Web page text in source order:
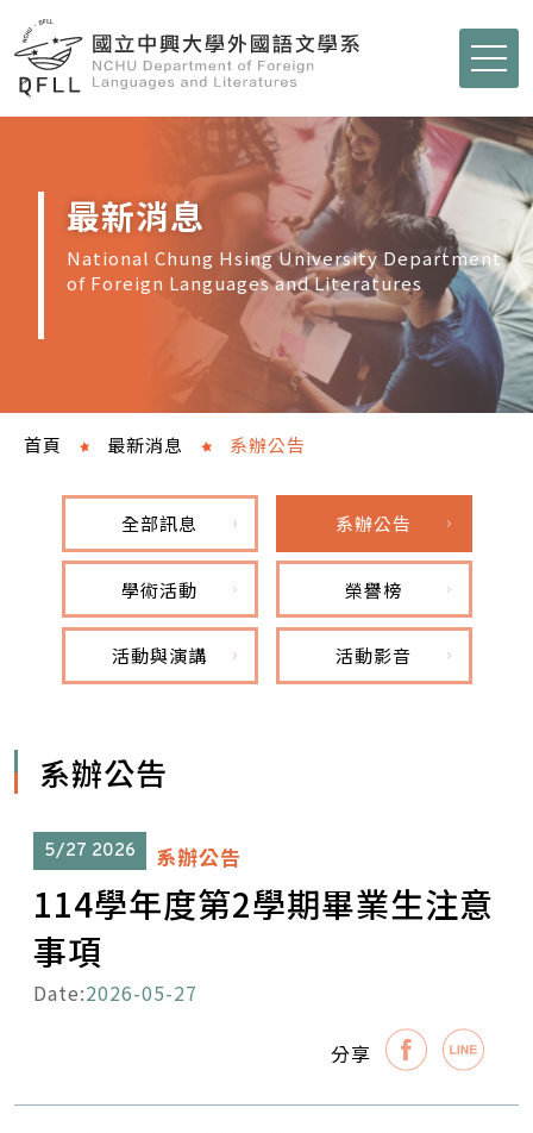
最新消息
National Chung Hsing University Department
of Foreign Languages and Literatures
首頁 最新消息 系辦公告
全部訊息 系辦公告
學術活動 榮譽榜
活動與演講 活動影音
系辦公告
5/27 2026 系辦公告
114學年度第2學期畢業生注意
事項
Date:2026-05-27
分享